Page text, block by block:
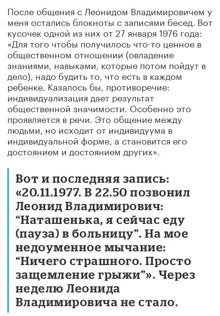
После общения с Леонидом Владимировичем у
меня остались блокноты с записями бесед. Вот
кусочек одной из них от 27 января 1976 года:
«Для того чтобы получилось что-то ценное в
общественном отношении (овладение
знаниями, навыками, которые потом пойдут в
дело), надо будить то, что есть в каждом
ребенке. Казалось бы, противоречие:
индивидуализация дает результат
общественной значимости. Особенно это
проявляется в речи. Это общение между
людьми, но исходит от индивидуума в
индивидуальной форме, а становится его
достоянием и достоянием других».
Вот и последняя запись:
«20.11.1977. В 22.50 позвонил
Леонид Владимирович:
“Наташенька, я сейчас еду
(пауза) в больницу”. На мое
недоуменное мычание:
“Ничего страшного. Просто
защемление грыжи”». Через
неделю Леонида
Владимировича не стало.